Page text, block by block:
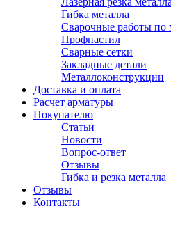
Гибка металла
Сварочные работы по
Профнастил
Сварные сетки
Закладные детали
Металлоконструкции
Доставка и оплата
Расчет арматуры
Покупателю
Статьи
Новости
Вопрос-ответ
Отзывы
Гибка и резка металла
Отзывы
Контакты